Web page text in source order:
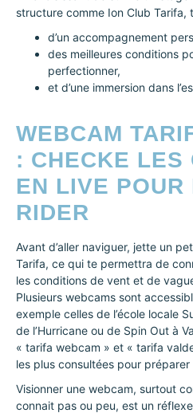
structure comme Ion Club Tarifa,
d’un accompagnement
des meilleures conditions
perfectionner,
et d’une immersion dans
WEBCAM
: CHECKE LES
EN LIVE POUR
RIDER
Avant d’aller naviguer, jette un
Tarifa, ce qui te permettra de
les conditions de vent et de
Plusieurs webcams sont
exemple celles de l’école locale
de l’Hurricane ou de Spin Out à
« tarifa webcam » et « tarifa
les plus consultées pour préparer
Visionner une webcam, surtout
connait pas ou peu, est un